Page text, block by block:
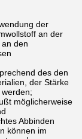
der
an der
den
des den
der Stärke
möglicherweise
Abbinden
können im